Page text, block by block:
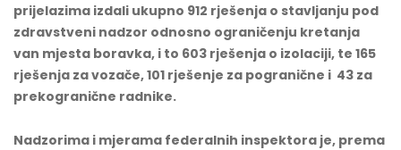
prijelazima izdali ukupno 912 rješenja o stavljanju pod
zdravstveni nadzor odnosno ograničenju kretanja
van mjesta boravka, i to 603 rješenja o izolaciji, te 165
rješenja za vozače, 101 rješenje za pogranične i 43 za
prekogranične radnike.
Nadzorima i mjerama federalnih inspektora je, prema